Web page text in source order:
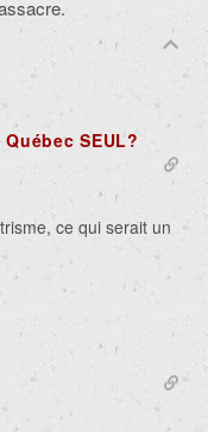
SEUL?
ce qui serait un